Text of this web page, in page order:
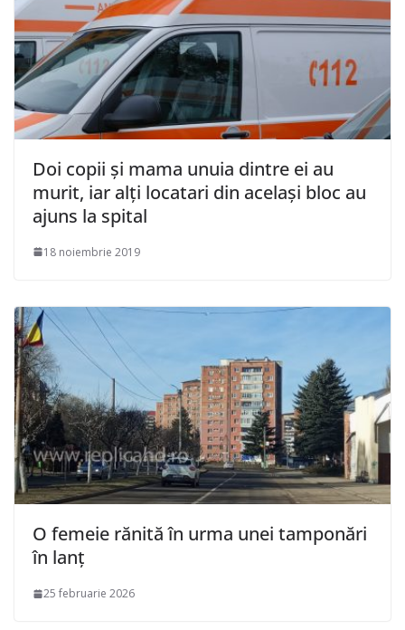
Doi copii şi mama unuia dintre ei au
murit, iar alţi locatari din acelaşi bloc au
ajuns la spital
18 noiembrie 2019
O femeie rănită în urma unei tamponări
în lanț
25 februarie 2026